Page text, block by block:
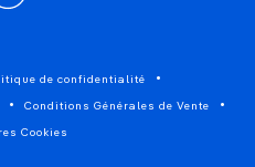
de confidentialité
Conditions Générales de Vente
Cookies